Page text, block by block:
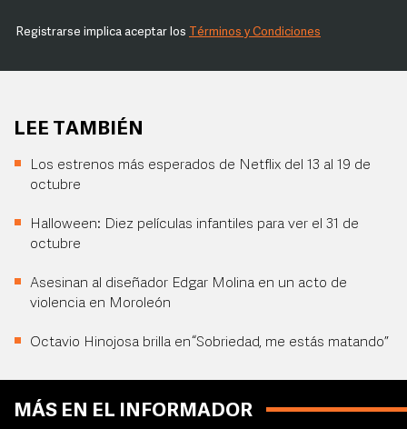
Registrarse implica aceptar los Términos y Condiciones
LEE TAMBIÉN
Los estrenos más esperados de Netflix del 13 al 19 de
octubre
Halloween: Diez películas infantiles para ver el 31 de
octubre
Asesinan al diseñador Edgar Molina en un acto de
violencia en Moroleón
Octavio Hinojosa brilla en “Sobriedad, me estás matando”
MÁS EN EL INFORMADOR